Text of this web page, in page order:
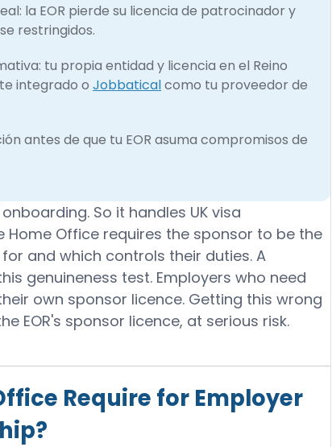
la EOR pierde su licencia de patrocinador y
restringidos.
tu propia entidad y licencia en el Reino
integrado oJobbaticalcomo tu proveedor de
antes de que tu EOR asuma compromisos de
So it handles UK visa
Home Office requires the sponsor to be the
and which controls their duties. A
genuineness test. Employers who need
own sponsor licence. Getting this wrong
EOR's sponsor licence, at serious risk.
Require for Employer